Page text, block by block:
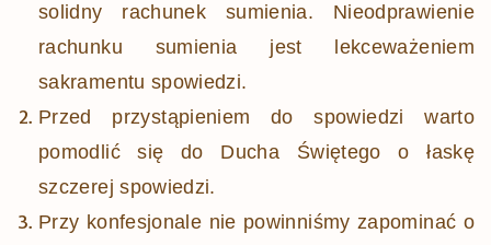
solidny rachunek sumienia. Nieodprawienie
rachunku sumienia jest lekceważeniem
sakramentu spowiedzi.
Przed przystąpieniem do spowiedzi warto
pomodlić się do Ducha Świętego o łaskę
szczerej spowiedzi.
Przy konfesjonale nie powinniśmy zapominać o